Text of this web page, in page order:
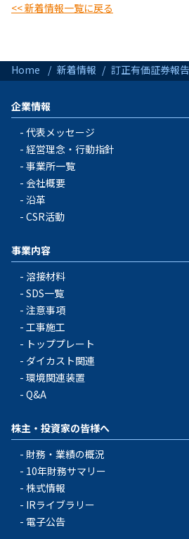
<< 新着情報一覧に戻る
Home 新着情報 訂正有価証券報
企業情報
代表メッセージ
経営理念・行動指針
事業所一覧
会社概要
沿革
CSR活動
事業内容
溶接材料
SDS一覧
注意事項
工事施工
トッププレート
ダイカスト関連
環境関連装置
Q&A
株主・投資家の皆様へ
財務・業績の概況
10年財務サマリー
株式情報
IRライブラリー
電子公告